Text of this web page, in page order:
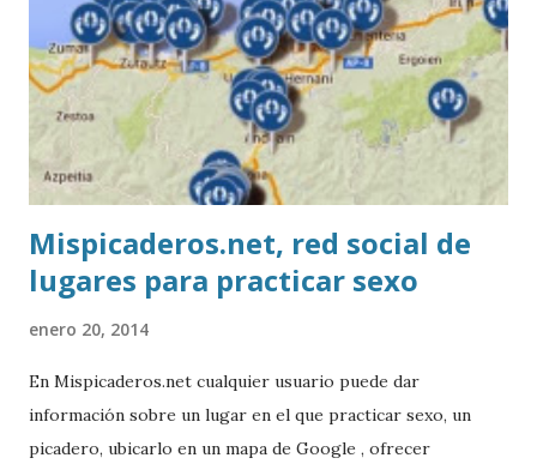
Mispicaderos.net, red social de
lugares para practicar sexo
enero 20, 2014
En Mispicaderos.net cualquier usuario puede dar
información sobre un lugar en el que practicar sexo, un
picadero, ubicarlo en un mapa de Google , ofrecer